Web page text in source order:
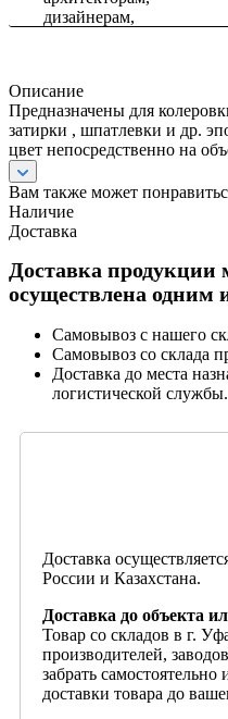
Описание
Предназначены для
затирки , шпатлевки и др.
цвет непосредственно на
Вам также может
Наличие
Доставка
Доставка продукции
осуществлена одним
Самовывоз с нашего
Самовывоз со склада
Доставка до места
логистической службы.
Доставка
России и Казахстана.
Доставка до объекта
Товар со складов в г.
производителей,
забрать самостоятельно
доставки товара до